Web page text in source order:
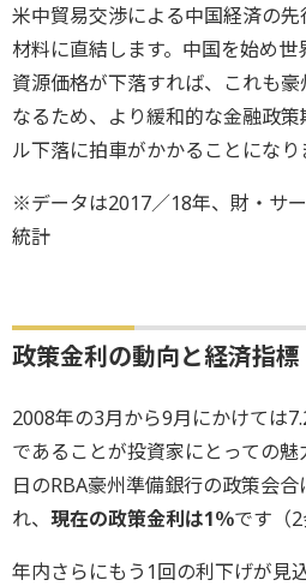
米中貿易交渉による中国経済の
材料に直結します。中国を始め世
資源価格が下落すれば、これも
なるため、より緩和的な金融政
ル下落に拍車がかかることになり
※データは2017／18年、財・サ
統計
政策金利の動向と経済指標
2008年の3月から9月にかけては
であることが投資家にとっての
日のRBA豪州準備銀行の政策会
れ、 現在の政策金利は1％です（2
年内さらにもう1回の利下げが見